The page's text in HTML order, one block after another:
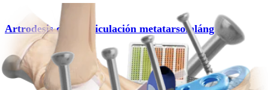
Artrodesis de la articulación metatarsofalángica
Procedimiento